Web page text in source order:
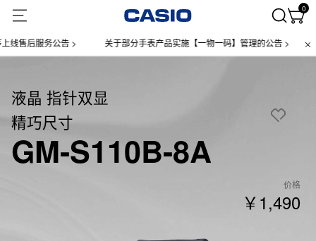
0
后服务公告 > 关于部分手表产品实施【一物一码】管理的公告 > 微
液晶 指针双显
精巧尺寸
GM-S110B-8A
价格
￥1,490